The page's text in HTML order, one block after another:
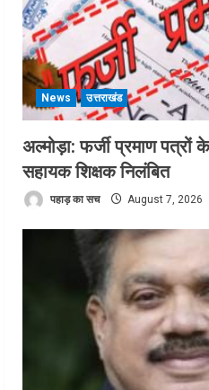
News उत्तराखंड
अल्मोड़ा: फर्जी प्रमाण पत्रों
सहायक शिक्षक निलंबित
पहाड़ का सच August 7, 2026